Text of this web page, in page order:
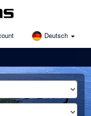
Deutsch
Lošinj